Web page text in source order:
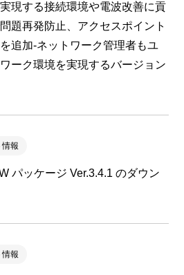
現する接続環境や電波改善に貢
題再発防止、アクセスポイント
追加-ネットワーク管理者もユ
ーク環境を実現するバージョン
情報
パッケージ Ver.3.4.1 のダウン
情報